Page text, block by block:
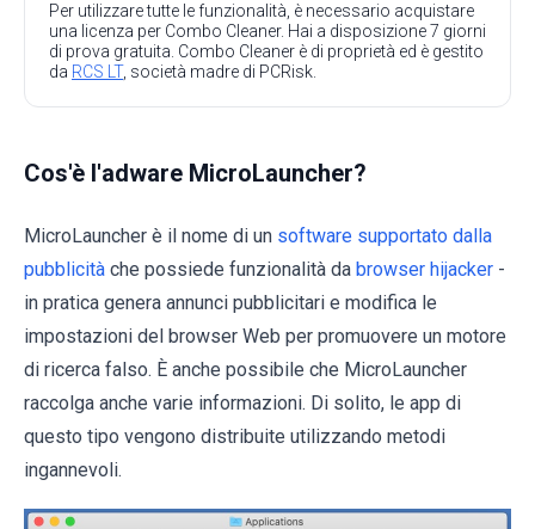
Per utilizzare tutte le funzionalità, è necessario acquistare
una licenza per Combo Cleaner. Hai a disposizione 7 giorni
di prova gratuita. Combo Cleaner è di proprietà ed è gestito
da RCS LT, società madre di PCRisk.
Cos'è l'adware MicroLauncher?
MicroLauncher è il nome di un software supportato dalla
pubblicità che possiede funzionalità da browser hijacker -
in pratica genera annunci pubblicitari e modifica le
impostazioni del browser Web per promuovere un motore
di ricerca falso. È anche possibile che MicroLauncher
raccolga anche varie informazioni. Di solito, le app di
questo tipo vengono distribuite utilizzando metodi
ingannevoli.